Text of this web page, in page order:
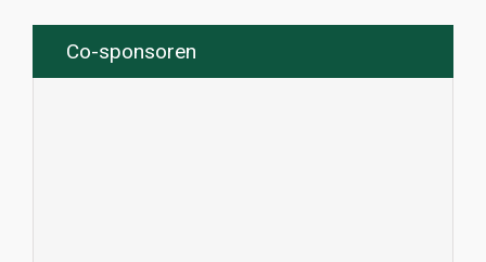
Co-sponsoren